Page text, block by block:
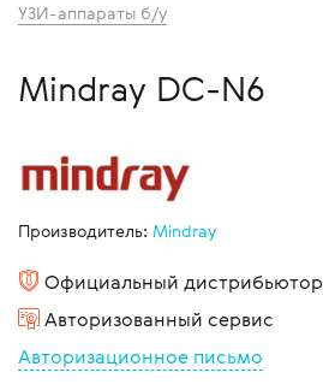
УЗИ-аппараты б/у
Mindray DC-N6
Производитель: Mindray
Официальный дистрибьютор
Авторизованный сервис
Авторизационное письмо